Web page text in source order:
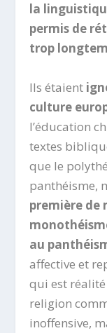
la
permis de
trop
Ils étaient
culture
l’éducation
textes
que le
panthéisme,
première de
au
affective et
qui est réalité
religion
inoffensive,